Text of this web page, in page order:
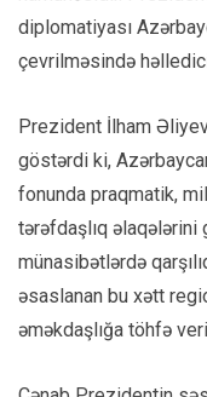
diplomatiyası
çevrilməsində
Prezident İlham
göstərdi ki,
fonunda praqmatik,
tərəfdaşlıq
münasibətlərdə
əsaslanan bu xətt
əməkdaşlığa töhfə